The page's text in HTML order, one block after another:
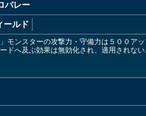
バレー
ールド
モンスターの攻撃力・守備力は５００ア
ドへ及ぶ効果は無効化され、適用されない